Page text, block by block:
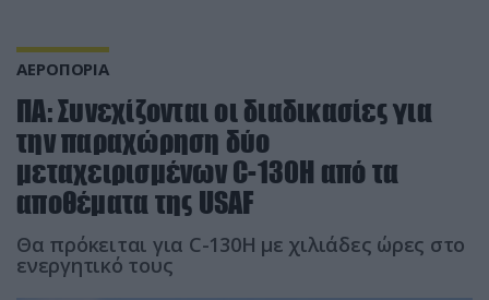
ΑΕΡΟΠΟΡΙΑ
ΠΑ: Συνεχίζονται οι διαδικασίες για
την παραχώρηση δύο
μεταχειρισμένων C-130H από τα
αποθέματα της USAF
Θα πρόκειται για C-130H με χιλιάδες ώρες στο
ενεργητικό τους